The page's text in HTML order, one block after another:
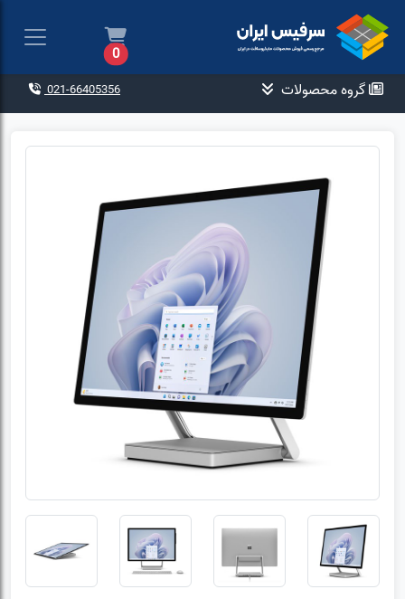
0
گروه محصولات 021-66405356